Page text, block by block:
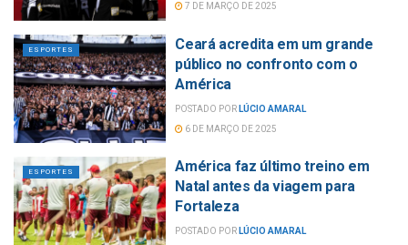
7 DE MARÇO DE 2025
ESPORTES
Ceará acredita em um grande
público no confronto com o
América
POSTADO POR LÚCIO AMARAL
6 DE MARÇO DE 2025
ESPORTES
América faz último treino em
Natal antes da viagem para
Fortaleza
POSTADO POR LÚCIO AMARAL